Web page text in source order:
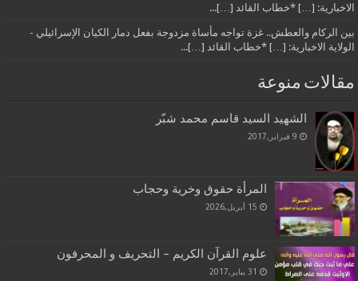
الاخبارية: […] *خطاب القائد […]...
بين الركام والعطش.. غزة تواجه مأساة مزدوجة بفعل دمار الكيان الإسرائيلي -
الولاية الاخبارية: […] *خطاب القائد […]...
مقالات منوعة
الشهيد السيد قاسم محمد شبّر
9 فبراير,2017
المرأة حقوق وخرية وحجاب
15 أبريل,2026
علوم القرآن الكريم – التحريف و المحرفون
31 يناير,2017